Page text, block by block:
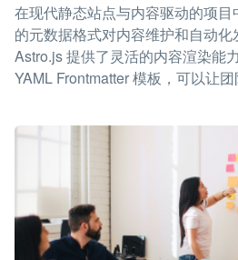
在现代静态站点与内容驱动的项
的元数据格式对内容维护和自动化
Astro.js 提供了灵活的内容渲染能
YAML Frontmatter 模板，可以让